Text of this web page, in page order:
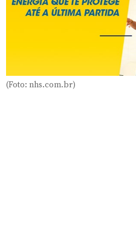
(Foto: nhs.com.br)